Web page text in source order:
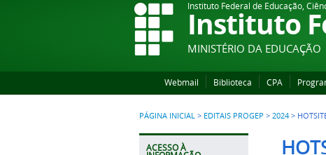
Instituto Federal de Educação,
Instituto
MINISTÉRIO DA EDUCAÇÃO
Webmail Biblioteca CPA
PÁGINA INICIAL > EDITAIS PROGEP > 2024 >
ACESSO À